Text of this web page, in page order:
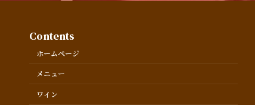
Contents
ホームページ
メニュー
ワイン